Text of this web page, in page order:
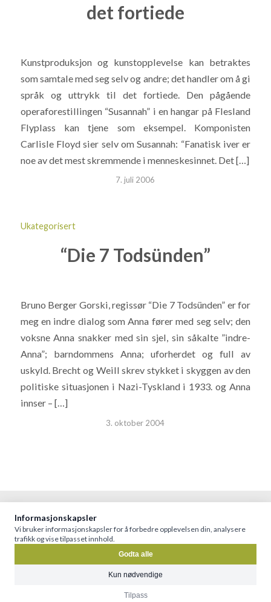
det fortiede
Kunstproduksjon og kunstopplevelse kan betraktes
som samtale med seg selv og andre; det handler om å gi
språk og uttrykk til det fortiede. Den pågående
operaforestillingen “Susannah” i en hangar på Flesland
Flyplass kan tjene som eksempel. Komponisten
Carlisle Floyd sier selv om Susannah: “Fanatisk iver er
noe av det mest skremmende i menneskesinnet. Det […]
7. juli 2006
Ukategorisert
“Die 7 Todsünden”
Bruno Berger Gorski, regissør “Die 7 Todsünden” er for
meg en indre dialog som Anna fører med seg selv; den
voksne Anna snakker med sin sjel, sin såkalte ”indre-
Anna”; barndommens Anna; uforherdet og full av
uskyld. Brecht og Weill skrev stykket i skyggen av den
politiske situasjonen i Nazi-Tyskland i 1933. og Anna
innser – […]
3. oktober 2004
Informasjonskapsler
© Opera Bergen Production –